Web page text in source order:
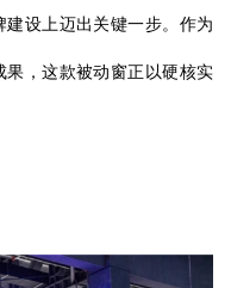
建设上迈出关键一步。作为
，这款被动窗正以硬核实